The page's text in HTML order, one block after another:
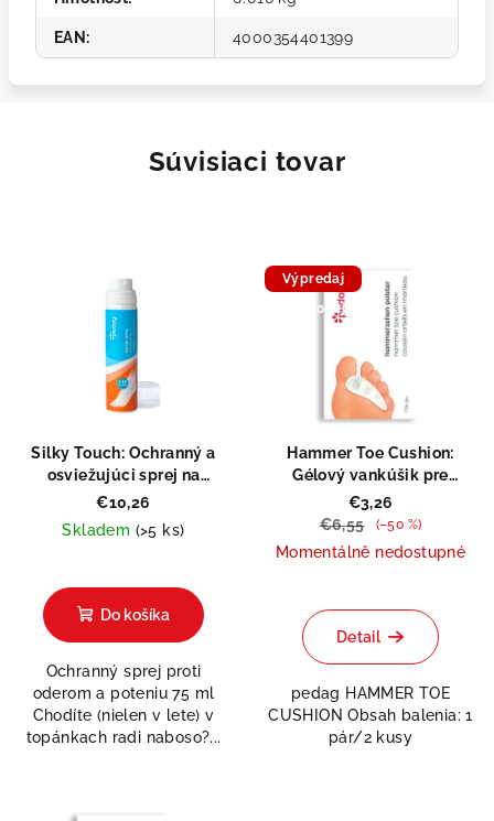
EAN : 4000354401399
Súvisiaci tovar
Silky Touch: Ochranný a
osviežujúci sprej na
chodidlá
€10,26
Skladem (>5 ks)
hodnotenie
produktu
z
5
hviezdičiek.
Do košíka
Ochranný sprej proti
oderom a poteniu 75 ml
Chodíte (nielen v lete) v
topánkach radi naboso?...
Výpredaj
Doprodej
Hammer Toe Cushion:
Gélový vankúšik pre
kladivkové prsty
€3,26
€6,55
(–50 %)
Momentálně nedostupné
hodnotenie
produktu
z
5
hviezdičiek.
Detail
pedag HAMMER TOE
CUSHION Obsah balenia: 1
pár/2 kusy